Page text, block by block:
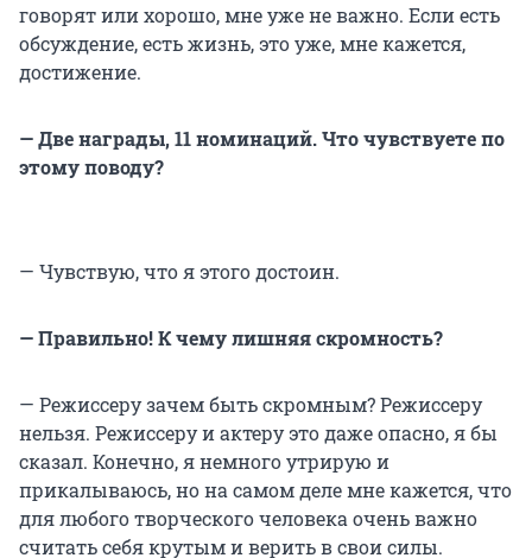
говорят или хорошо, мне уже не важно. Если есть
обсуждение, есть жизнь, это уже, мне кажется,
достижение.
— Две награды, 11 номинаций. Что чувствуете по
этому поводу?
— Чувствую, что я этого достоин.
— Правильно! К чему лишняя скромность?
— Режиссеру зачем быть скромным? Режиссеру
нельзя. Режиссеру и актеру это даже опасно, я бы
сказал. Конечно, я немного утрирую и
прикалываюсь, но на самом деле мне кажется, что
для любого творческого человека очень важно
считать себя крутым и верить в свои силы.